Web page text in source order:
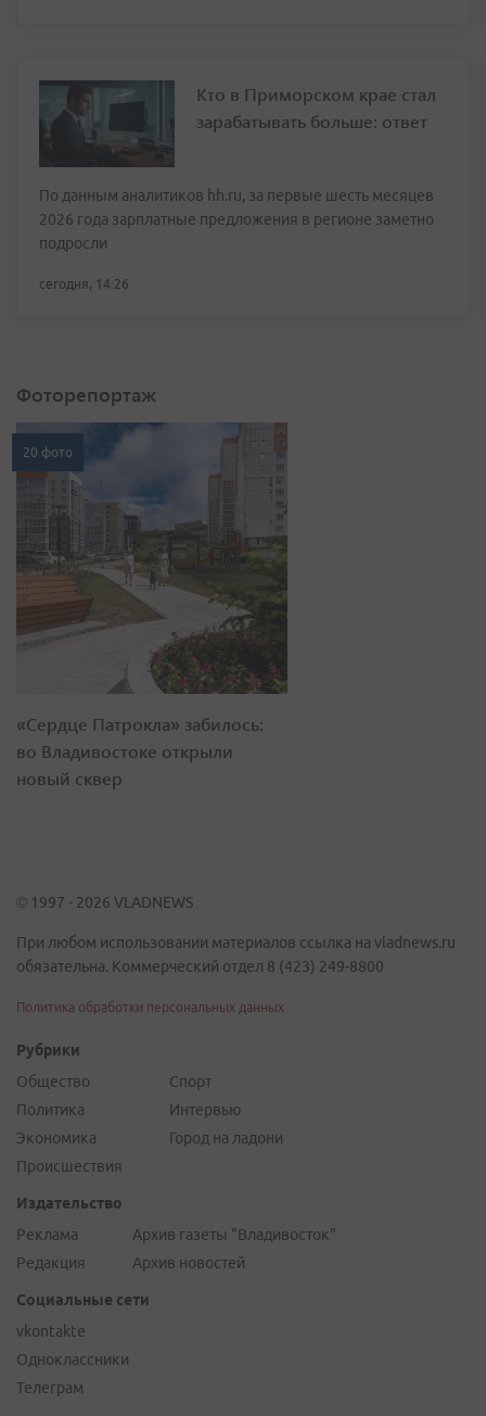
Кто в Приморском крае стал
зарабатывать больше: ответ
По данным аналитиков hh.ru, за первые шесть месяцев
2026 года зарплатные предложения в регионе заметно
подросли
сегодня, 14:26
Фоторепортаж
20 фото
«Сердце Патрокла» забилось:
во Владивостоке открыли
новый сквер
© 1997 - 2026 VLADNEWS
При любом использовании материалов ссылка на vladnews.ru
обязательна. Коммерческий отдел 8 (423) 249-8800
Политика обработки персональных данных
Рубрики
Общество
Политика
Экономика
Происшествия
Спорт
Интервью
Город на ладони
Издательство
Реклама
Редакция
Архив газеты "Владивосток"
Архив новостей
Социальные сети
vkontakte
Одноклассники
Телеграм